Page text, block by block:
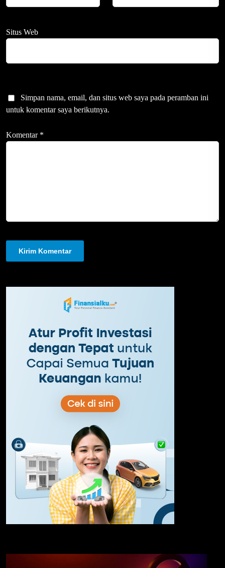
Situs Web
Simpan nama, email, dan situs web saya pada peramban ini
untuk komentar saya berikutnya.
Komentar *